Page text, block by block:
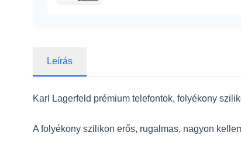
Leírás
Karl Lagerfeld prémium telefontok, folyékony
A folyékony szilikon erős, rugalmas, nagyon